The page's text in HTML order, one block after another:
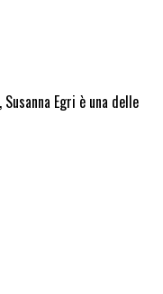
Egri è una delle